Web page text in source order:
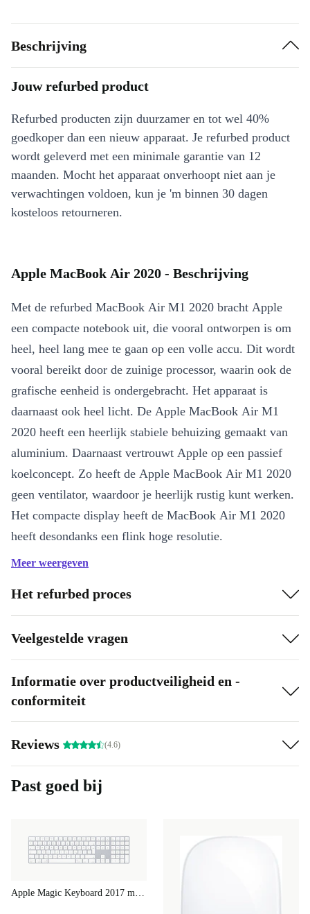
Beschrijving
Jouw refurbed product
Refurbed producten zijn duurzamer en tot wel 40%
goedkoper dan een nieuw apparaat. Je refurbed product
wordt geleverd met een minimale garantie van 12
maanden. Mocht het apparaat onverhoopt niet aan je
verwachtingen voldoen, kun je 'm binnen 30 dagen
kosteloos retourneren.
Apple MacBook Air 2020 - Beschrijving
Met de refurbed MacBook Air M1 2020 bracht Apple
een compacte notebook uit, die vooral ontworpen is om
heel, heel lang mee te gaan op een volle accu. Dit wordt
vooral bereikt door de zuinige processor, waarin ook de
grafische eenheid is ondergebracht. Het apparaat is
daarnaast ook heel licht. De Apple MacBook Air M1
2020 heeft een heerlijk stabiele behuizing gemaakt van
aluminium. Daarnaast vertrouwt Apple op een passief
koelconcept. Zo heeft de Apple MacBook Air M1 2020
geen ventilator, waardoor je heerlijk rustig kunt werken.
Het compacte display heeft de MacBook Air M1 2020
heeft desondanks een flink hoge resolutie.
Bijzonder compact
Zeer lange accuduur mogelijk
Meer weergeven
Het refurbed proces
Veelgestelde vragen
Informatie over productveiligheid en -
conformiteit
Reviews (4.6)
Past goed bij
Apple Magic Keyboard 2017 met numeriek toetsenblok